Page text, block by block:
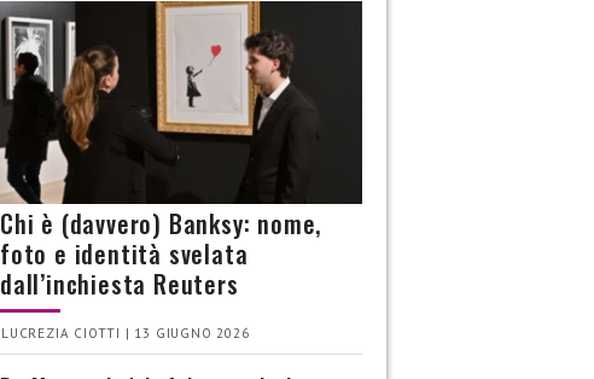
Chi è (davvero) Banksy: nome,
foto e identità svelata
dall’inchiesta Reuters
LUCREZIA CIOTTI | 13 GIUGNO 2026